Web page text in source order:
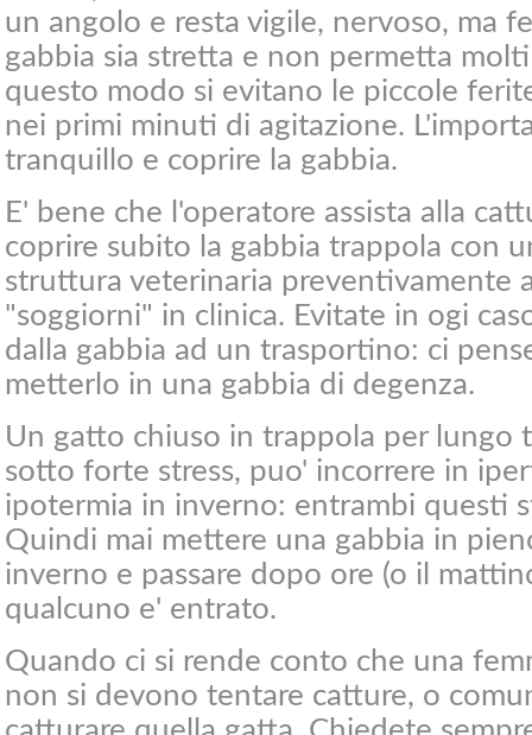
un angolo e resta vigile, nervoso, ma
gabbia sia stretta e non permetta
questo modo si evitano le piccole
nei primi minuti di agitazione.
tranquillo e coprire la gabbia.
E' bene che l'operatore assista alla
coprire subito la gabbia trappola con
struttura veterinaria preventivamente
"soggiorni" in clinica. Evitate in ogi
dalla gabbia ad un trasportino: ci
metterlo in una gabbia di degenza.
Un gatto chiuso in trappola per lungo
sotto forte stress, puo' incorrere in
ipotermia in inverno: entrambi questi
Quindi mai mettere una gabbia in
inverno e passare dopo ore (o il
qualcuno e' entrato.
Quando ci si rende conto che una
non si devono tentare catture, o